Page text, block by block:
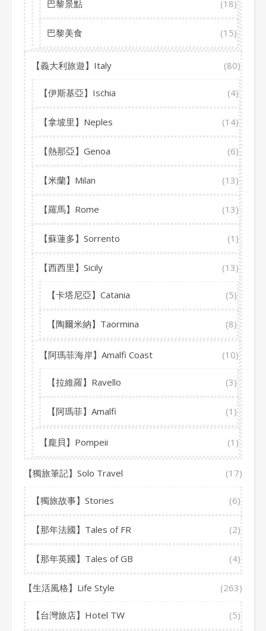
巴黎景點 (18)
巴黎美食 (15)
【義大利旅遊】Italy (80)
【伊斯基亞】Ischia (4)
【拿坡里】Neples (14)
【熱那亞】Genoa (6)
【米蘭】Milan (13)
【羅馬】Rome (13)
【蘇蓮多】Sorrento (1)
【西西里】Sicily (13)
【卡塔尼亞】Catania (5)
【陶爾米納】Taormina (8)
【阿瑪菲海岸】Amalfi Coast (10)
【拉維羅】Ravello (3)
【阿瑪菲】Amalfi (1)
【龐貝】Pompeii (1)
【獨旅筆記】Solo Travel (17)
【獨旅故事】Stories (6)
【那年法國】Tales of FR (2)
【那年英國】Tales of GB (4)
【生活風格】Life Style (263)
【台灣旅店】Hotel TW (5)